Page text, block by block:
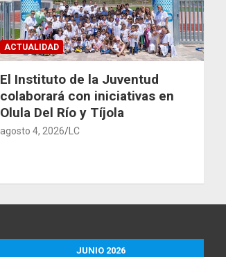
ACTUALIDAD
El Instituto de la Juventud
colaborará con iniciativas en
Olula Del Río y Tíjola
agosto 4, 2026 LC
JUNIO 2026